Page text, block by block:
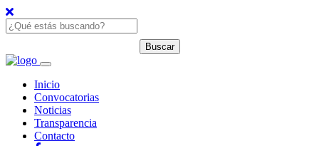
Inicio
Convocatorias
Noticias
Transparencia
Contacto